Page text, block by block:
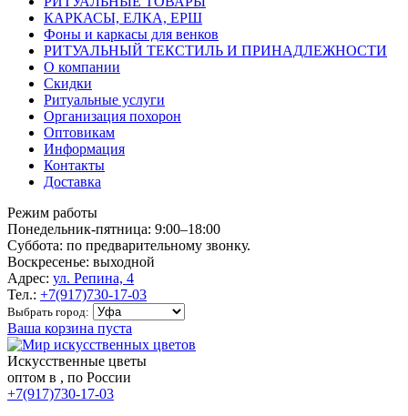
КАРКАСЫ, ЕЛКА, ЕРШ
Фоны и каркасы для венков
РИТУАЛЬНЫЙ ТЕКСТИЛЬ И ПРИНАДЛЕЖНОСТИ
О компании
Скидки
Ритуальные услуги
Организация похорон
Оптовикам
Информация
Контакты
Доставка
Режим работы
Понедельник-пятница: 9:00–18:00
Суббота: по предварительному звонку.
Воскресенье: выходной
Адрес: ул. Репина, 4
Тел.: +7(917)730-17-03
Выбрать город:
Ваша корзина пуста
Искусственные цветы
оптом в , по России
+7(917)730-17-03